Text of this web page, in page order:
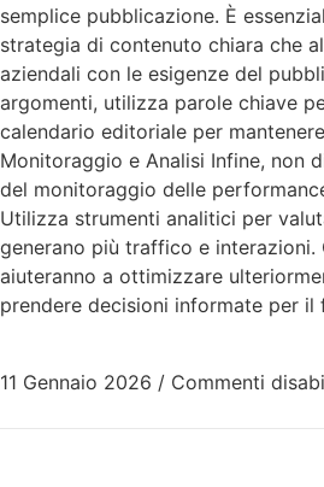
semplice pubblicazione. È
strategia di contenuto chiara che
aziendali con le esigenze del
argomenti, utilizza parole chiave
calendario editoriale per
Monitoraggio e Analisi Infine, non
del monitoraggio delle
Utilizza strumenti analitici per
generano più traffico e interazioni.
aiuteranno a ottimizzare
prendere decisioni informate per il
11 Gennaio 2026 / Commenti